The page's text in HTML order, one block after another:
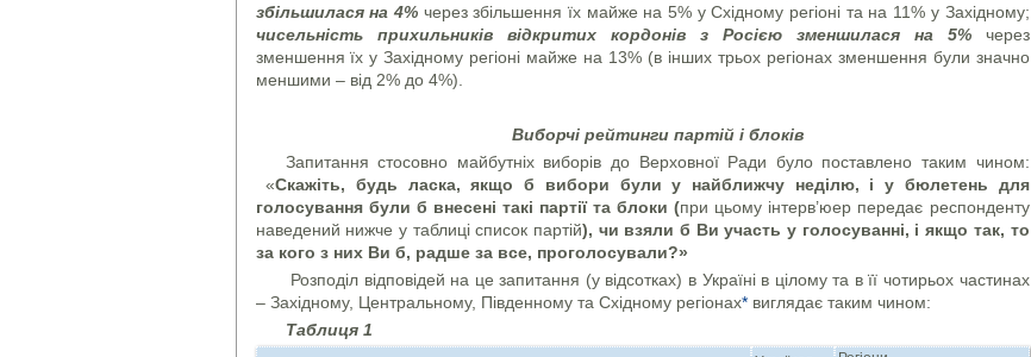
збільшилася на 4%через збільшення їх майже на 5% у Східному регіоні та на 11% у Західному;
чисельність прихильників відкритих кордонів з Росією зменшилася на 5%через
зменшення їх у Західному регіоні майже на 13% (в інших трьох регіонах зменшення були значно
меншими – від 2% до 4%).
Виборчі рейтинги партій і блоків
Запитання стосовно майбутніх виборів до Верховної Ради було поставлено таким чином:
«Скажіть, будь ласка, якщо б вибори були у найближчу неділю, і у бюлетень для
голосування були б внесені такі партії та блоки (при цьому інтерв’юер передає респонденту
наведений нижче у таблиці список партій), чи взяли б Ви участь у голосуванні, і якщо так, то
за кого з них Ви б, радше за все, проголосували?»
Розподіл відповідей на це запитання (у відсотках) в Україні в цілому та в її чотирьох частинах
– Західному, Центральному, Південному та Східному регіонах*виглядає таким чином:
Таблиця 1